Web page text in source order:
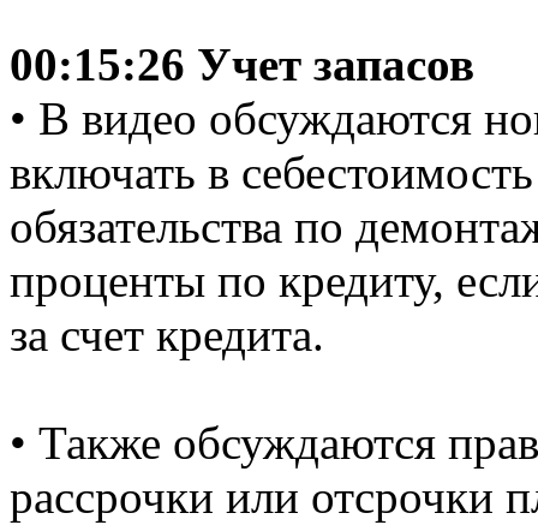
00:15:26 Учет запасов
• В видео обсуждаются
включать в
обязательства по
проценты по кредиту,
за счет кредита.
• Также обсуждаются
рассрочки или отсрочки